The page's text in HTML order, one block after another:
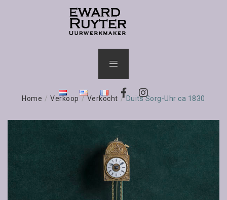
Home / Verkoop / Verkocht / Duits Sorg-Uhr ca 1830